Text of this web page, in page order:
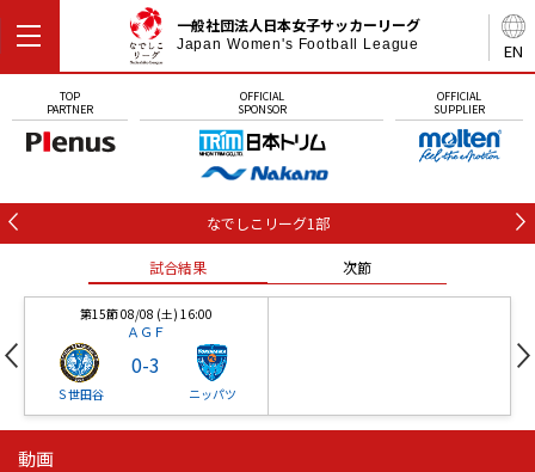
EN
一般社団法人日本女子サッカーリーグ
Japan Women's Football League
TOP
PARTNER
OFFICIAL
SPONSOR
OFFICIAL
SUPPLIER
なでしこリーグ1部
試合結果 次節
第15節 08/08 (土) 16:00
ＡＧＦ
Ｓ世田谷
0-3
ニッパツ
動画